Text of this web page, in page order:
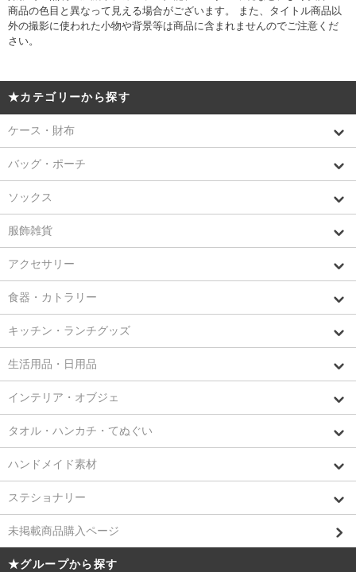
商品の色目と異なって見える場合がございます。 また、タイトル商品以
外の撮影に使われた小物や背景等は商品に含まれませんのでご注意くだ
さい。
★カテゴリーから探す
ケース・財布
バッグ・ポーチ
ソックス
服飾雑貨
アクセサリー
食器・カトラリー
キッチン・ランチグッズ
生活用品・日用品
インテリア・オブジェ
タオル・ハンカチ・てぬぐい
ハンドメイド素材
ステショナリー
未掲載商品購入ページ
★グループから探す